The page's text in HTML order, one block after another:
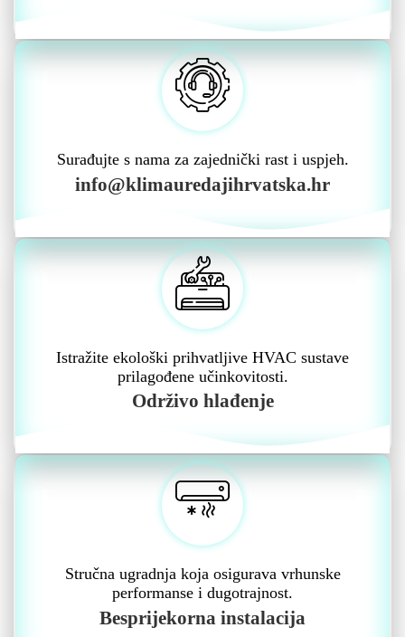
Surađujte s nama za zajednički rast i uspjeh.
info@klimauredajihrvatska.hr
Istražite ekološki prihvatljive HVAC sustave
prilagođene učinkovitosti.
Održivo hlađenje
Stručna ugradnja koja osigurava vrhunske
performanse i dugotrajnost.
Besprijekorna instalacija